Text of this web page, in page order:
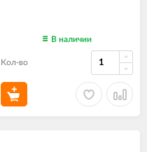
В наличии
Кол-во